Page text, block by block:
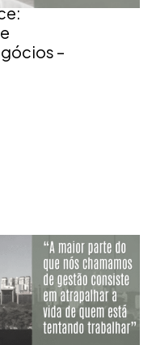
–